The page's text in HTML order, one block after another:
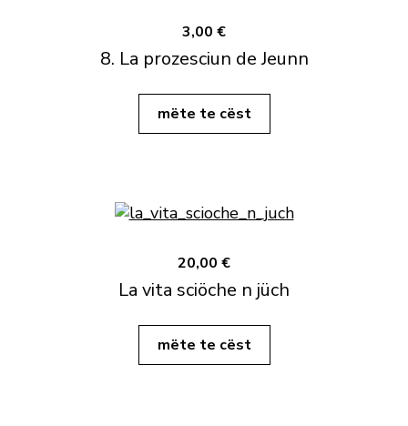
3,00 €
8. La prozesciun de Jeunn
mëte te cëst
20,00 €
La vita sciöche n jüch
mëte te cëst